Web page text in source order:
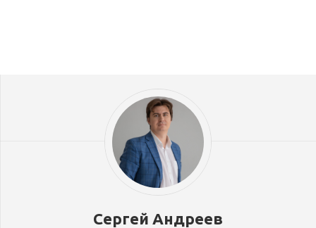
Сергей Андреев